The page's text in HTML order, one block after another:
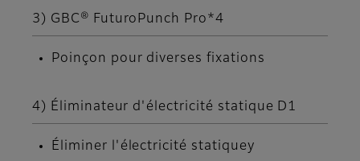
3) GBC® FuturoPunch Pro*4
Poinçon pour diverses fixations
4) Éliminateur d'électricité statique D1
Éliminer l'électricité statiquey